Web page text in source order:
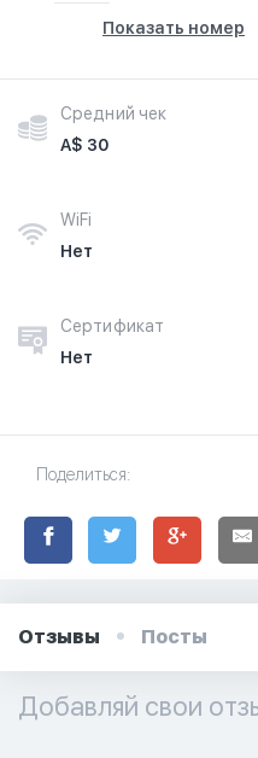
Показать номер
Средний чек
A$ 30
WiFi
Нет
Сертификат
Нет
Поделиться:
Отзывы Посты
Добавляй свои